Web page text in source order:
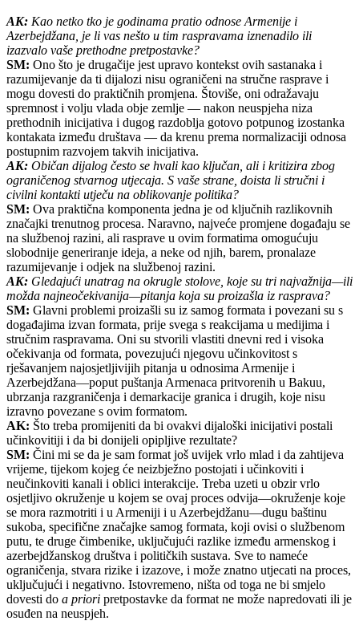
AK: Kao netko tko je godinama pratio odnose Armenije i
Azerbejdžana, je li vas nešto u tim raspravama iznenadilo ili
izazvalo vaše prethodne pretpostavke?
SM: Ono što je drugačije jest upravo kontekst ovih sastanaka i
razumijevanje da ti dijalozi nisu ograničeni na stručne rasprave i
mogu dovesti do praktičnih promjena. Štoviše, oni odražavaju
spremnost i volju vlada obje zemlje — nakon neuspjeha niza
prethodnih inicijativa i dugog razdoblja gotovo potpunog izostanka
kontakata između društava — da krenu prema normalizaciji odnosa
postupnim razvojem takvih inicijativa.
AK: Običan dijalog često se hvali kao ključan, ali i kritizira zbog
ograničenog stvarnog utjecaja. S vaše strane, doista li stručni i
civilni kontakti utječu na oblikovanje politika?
SM: Ova praktična komponenta jedna je od ključnih razlikovnih
značajki trenutnog procesa. Naravno, najveće promjene događaju se
na službenoj razini, ali rasprave u ovim formatima omogućuju
slobodnije generiranje ideja, a neke od njih, barem, pronalaze
razumijevanje i odjek na službenoj razini.
AK: Gledajući unatrag na okrugle stolove, koje su tri najvažnija—ili
možda najneočekivanija—pitanja koja su proizašla iz rasprava?
SM: Glavni problemi proizašli su iz samog formata i povezani su s
događajima izvan formata, prije svega s reakcijama u medijima i
stručnim raspravama. Oni su stvorili vlastiti dnevni red i visoka
očekivanja od formata, povezujući njegovu učinkovitost s
rješavanjem najosjetljivijih pitanja u odnosima Armenije i
Azerbejdžana—poput puštanja Armenaca pritvorenih u Bakuu,
ubrzanja razgraničenja i demarkacije granica i drugih, koje nisu
izravno povezane s ovim formatom.
AK: Što treba promijeniti da bi ovakvi dijaloški inicijativi postali
učinkovitiji i da bi donijeli opipljive rezultate?
SM: Čini mi se da je sam format još uvijek vrlo mlad i da zahtijeva
vrijeme, tijekom kojeg će neizbježno postojati i učinkoviti i
neučinkoviti kanali i oblici interakcije. Treba uzeti u obzir vrlo
osjetljivo okruženje u kojem se ovaj proces odvija—okruženje koje
se mora razmotriti i u Armeniji i u Azerbejdžanu—dugu baštinu
sukoba, specifične značajke samog formata, koji ovisi o službenom
putu, te druge čimbenike, uključujući razlike između armenskog i
azerbejdžanskog društva i političkih sustava. Sve to nameće
ograničenja, stvara rizike i izazove, i može znatno utjecati na proces,
uključujući i negativno. Istovremeno, ništa od toga ne bi smjelo
dovesti do a priori pretpostavke da format ne može napredovati ili je
osuđen na neuspjeh.